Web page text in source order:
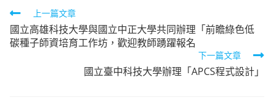
Read
more
articles
上一篇文章
國立高雄科技大學與國立中正大學共同辦理「前瞻綠色低
碳種子師資培育工作坊，歡迎教師踴躍報名
下一篇文章
國立臺中科技大學辦理「APCS程式設計」